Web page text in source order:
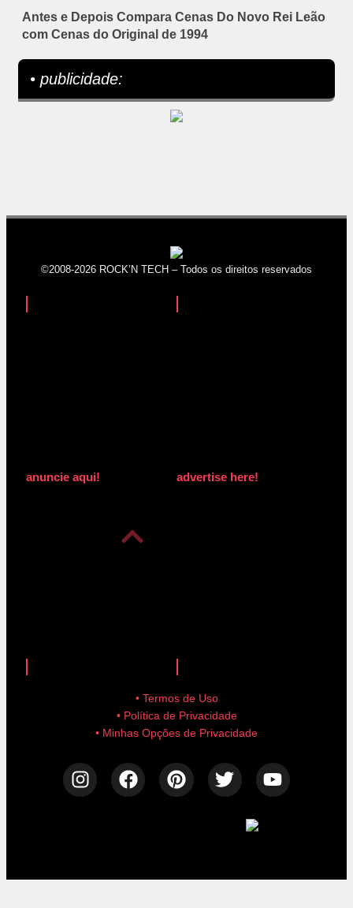
Antes e Depois Compara Cenas Do Novo Rei Leão
com Cenas do Original de 1994
• publicidade:
©2008-2026 ROCK’N TECH – Todos os direitos reservados
anuncie aqui! advertise here!
• Termos de Uso
• Política de Privacidade
• Minhas Opções de Privacidade